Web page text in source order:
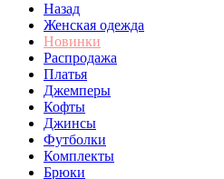
Назад
Женская одежда
Новинки
Распродажа
Платья
Джемперы
Кофты
Джинсы
Футболки
Комплекты
Брюки